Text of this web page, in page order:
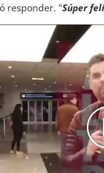
responder. "Súper